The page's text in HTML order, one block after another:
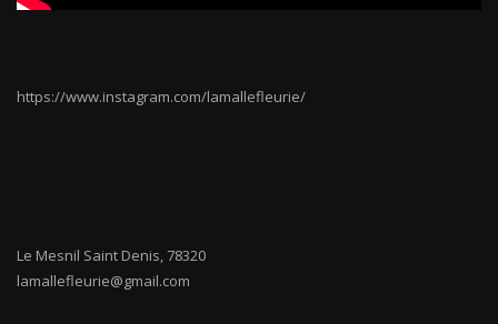
https://www.instagram.com/lamallefleurie/
Le Mesnil Saint Denis,78320
lamallefleurie@gmail.com